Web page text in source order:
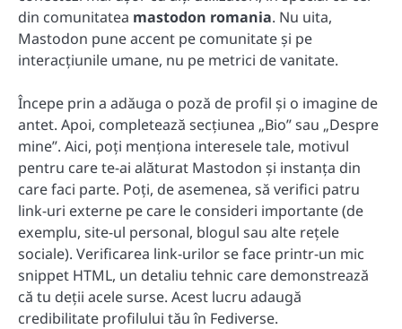
din comunitatea mastodon romania. Nu uita,
Mastodon pune accent pe comunitate și pe
interacțiunile umane, nu pe metrici de vanitate.
Începe prin a adăuga o poză de profil și o imagine de
antet. Apoi, completează secțiunea „Bio” sau „Despre
mine”. Aici, poți menționa interesele tale, motivul
pentru care te-ai alăturat Mastodon și instanța din
care faci parte. Poți, de asemenea, să verifici patru
link-uri externe pe care le consideri importante (de
exemplu, site-ul personal, blogul sau alte rețele
sociale). Verificarea link-urilor se face printr-un mic
snippet HTML, un detaliu tehnic care demonstrează
că tu deții acele surse. Acest lucru adaugă
credibilitate profilului tău în Fediverse.